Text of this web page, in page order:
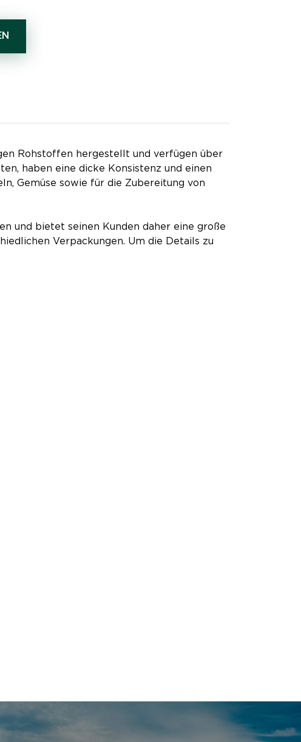
Rohstoffen hergestellt und verfügen über
haben eine dicke Konsistenz und einen
Gemüse sowie für die Zubereitung von
und bietet seinen Kunden daher eine große
Verpackungen. Um die Details zu